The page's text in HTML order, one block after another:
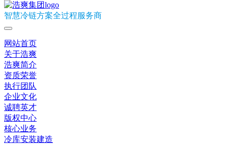
智慧冷链方案全过程服务商
网站首页
关于浩爽
浩爽简介
资质荣誉
执行团队
企业文化
诚聘英才
版权中心
核心业务
冷库安装建造